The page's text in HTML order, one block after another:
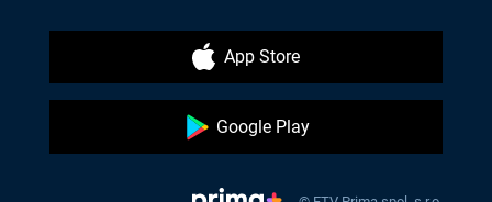
App Store
Google Play